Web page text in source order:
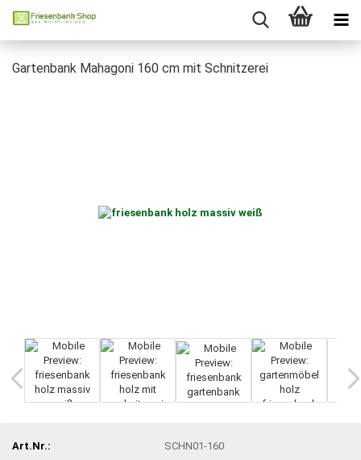
Gartenbank Mahagoni 160 cm mit Schnitzerei
Art.Nr.:
SCHN01-160